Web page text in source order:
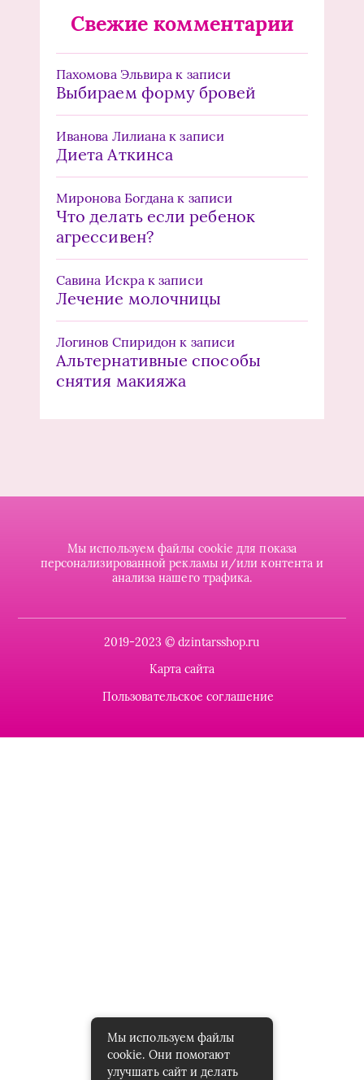
Свежие комментарии
Пахомова Эльвира к записи
Выбираем форму бровей
Иванова Лилиана к записи
Диета Аткинса
Миронова Богдана к записи
Что делать если ребенок
агрессивен?
Савина Искра к записи
Лечение молочницы
Логинов Спиридон к записи
Альтернативные способы
снятия макияжа
Мы используем файлы cookie для показа
персонализированной рекламы и/или контента и
анализа нашего трафика.
2019-2023 © dzintarsshop.ru
Карта сайта
Пользовательское соглашение
Мы используем файлы
cookie. Они помогают
улучшать сайт и делать